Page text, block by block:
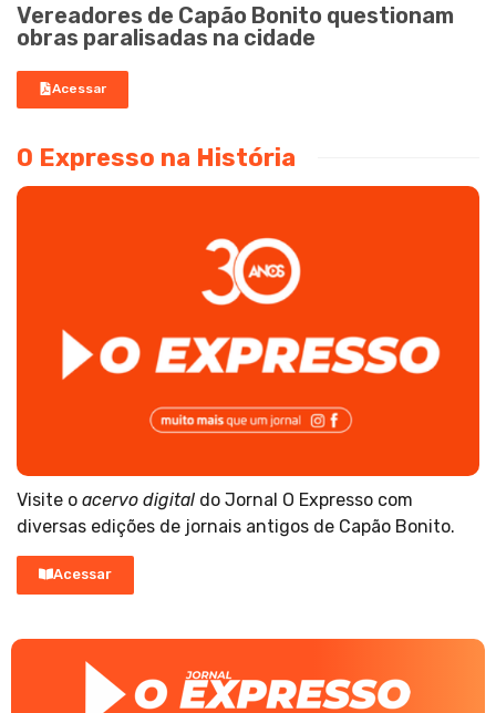
Vereadores de Capão Bonito questionam
obras paralisadas na cidade
Acessar
O Expresso na História
Visite o acervo digital do Jornal O Expresso com
diversas edições de jornais antigos de Capão Bonito.
Acessar